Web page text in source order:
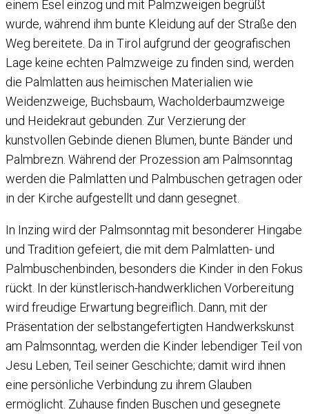
einem Esel einzog und mit Palmzweigen begrüßt
wurde, während ihm bunte Kleidung auf der Straße den
Weg bereitete. Da in Tirol aufgrund der geografischen
Lage keine echten Palmzweige zu finden sind, werden
die Palmlatten aus heimischen Materialien wie
Weidenzweige, Buchsbaum, Wacholderbaumzweige
und Heidekraut gebunden. Zur Verzierung der
kunstvollen Gebinde dienen Blumen, bunte Bänder und
Palmbrezn. Während der Prozession am Palmsonntag
werden die Palmlatten und Palmbuschen getragen oder
in der Kirche aufgestellt und dann gesegnet.
In Inzing wird der Palmsonntag mit besonderer Hingabe
und Tradition gefeiert, die mit dem Palmlatten- und
Palmbuschenbinden, besonders die Kinder in den Fokus
rückt. In der künstlerisch-handwerklichen Vorbereitung
wird freudige Erwartung begreiflich. Dann, mit der
Präsentation der selbstangefertigten Handwerkskunst
am Palmsonntag, werden die Kinder lebendiger Teil von
Jesu Leben, Teil seiner Geschichte; damit wird ihnen
eine persönliche Verbindung zu ihrem Glauben
ermöglicht. Zuhause finden Buschen und gesegnete